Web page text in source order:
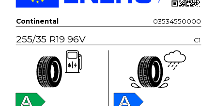
Continental 03534550000
255/35 R19 96V C1
A A